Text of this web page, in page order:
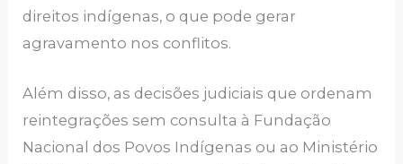
direitos indígenas, o que pode gerar
agravamento nos conflitos.
Além disso, as decisões judiciais que ordenam
reintegrações sem consulta à Fundação
Nacional dos Povos Indígenas ou ao Ministério